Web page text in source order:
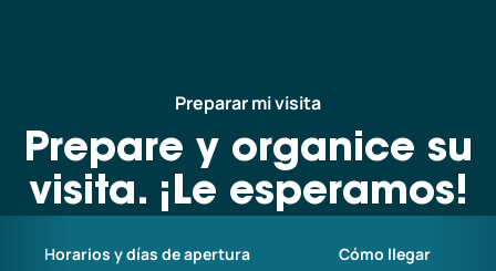
Escolares y centros de ocio
Preparar mi visita
Prepare y organice su
visita. ¡Le esperamos!
Horarios y días de apertura Cómo llegar